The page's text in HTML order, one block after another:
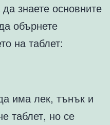
знаете основните
обърнете
на таблет:
има лек, тънък и
таблет, но се